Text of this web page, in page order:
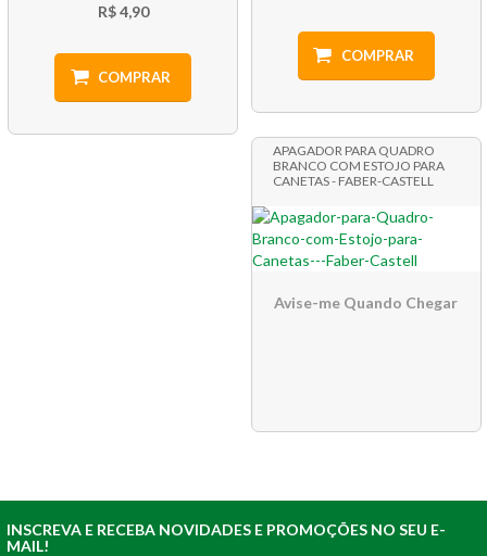
R$ 4,90
COMPRAR
COMPRAR
APAGADOR PARA QUADRO
BRANCO COM ESTOJO PARA
CANETAS - FABER-CASTELL
Avise-me Quando Chegar
INSCREVA E RECEBA NOVIDADES E PROMOÇÕES NO SEU E-
MAIL!